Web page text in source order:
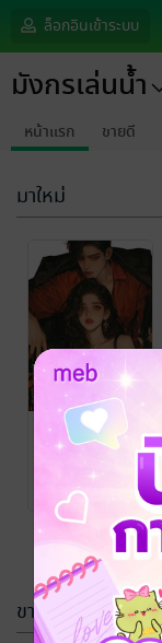
ล็อกอินเข้าระบบ
มังกรเล่นน้ำ
หน้าแรก ขายดี
มาใหม่
Bad Gear เสี่ยง
รักวิศวะร้าย
มังกรเล่นน้ำ
นิยายโรมานซ์
1 Rating
ขายดี